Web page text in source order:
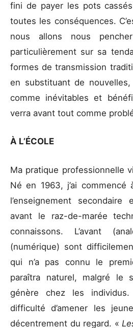
fini de payer les pots
toutes les conséquences.
nous allons nous
particulièrement sur sa
formes de transmission
en substituant de
comme inévitables et
verra avant tout comme
À L’ÉCOLE
Ma pratique professionnelle
Né en 1963, j’ai commencé
l’enseignement
avant le raz-de-marée
connaissons. L’avant
(numérique) sont
qui n’a pas connu le
paraîtra naturel, malgré le
génère chez les
difficulté d’amener les
décentrement du regard. «